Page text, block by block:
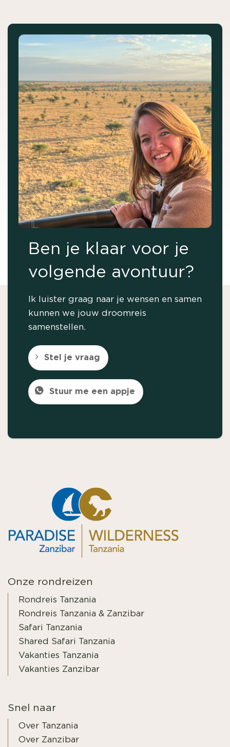
Ben je klaar voor je
volgende avontuur?
Ik luister graag naar je wensen en samen
kunnen we jouw droomreis
samenstellen.
Stel je vraag
Stuur me een appje
Onze rondreizen
Rondreis Tanzania
Rondreis Tanzania & Zanzibar
Safari Tanzania
Shared Safari Tanzania
Vakanties Tanzania
Vakanties Zanzibar
Snel naar
Over Tanzania
Over Zanzibar